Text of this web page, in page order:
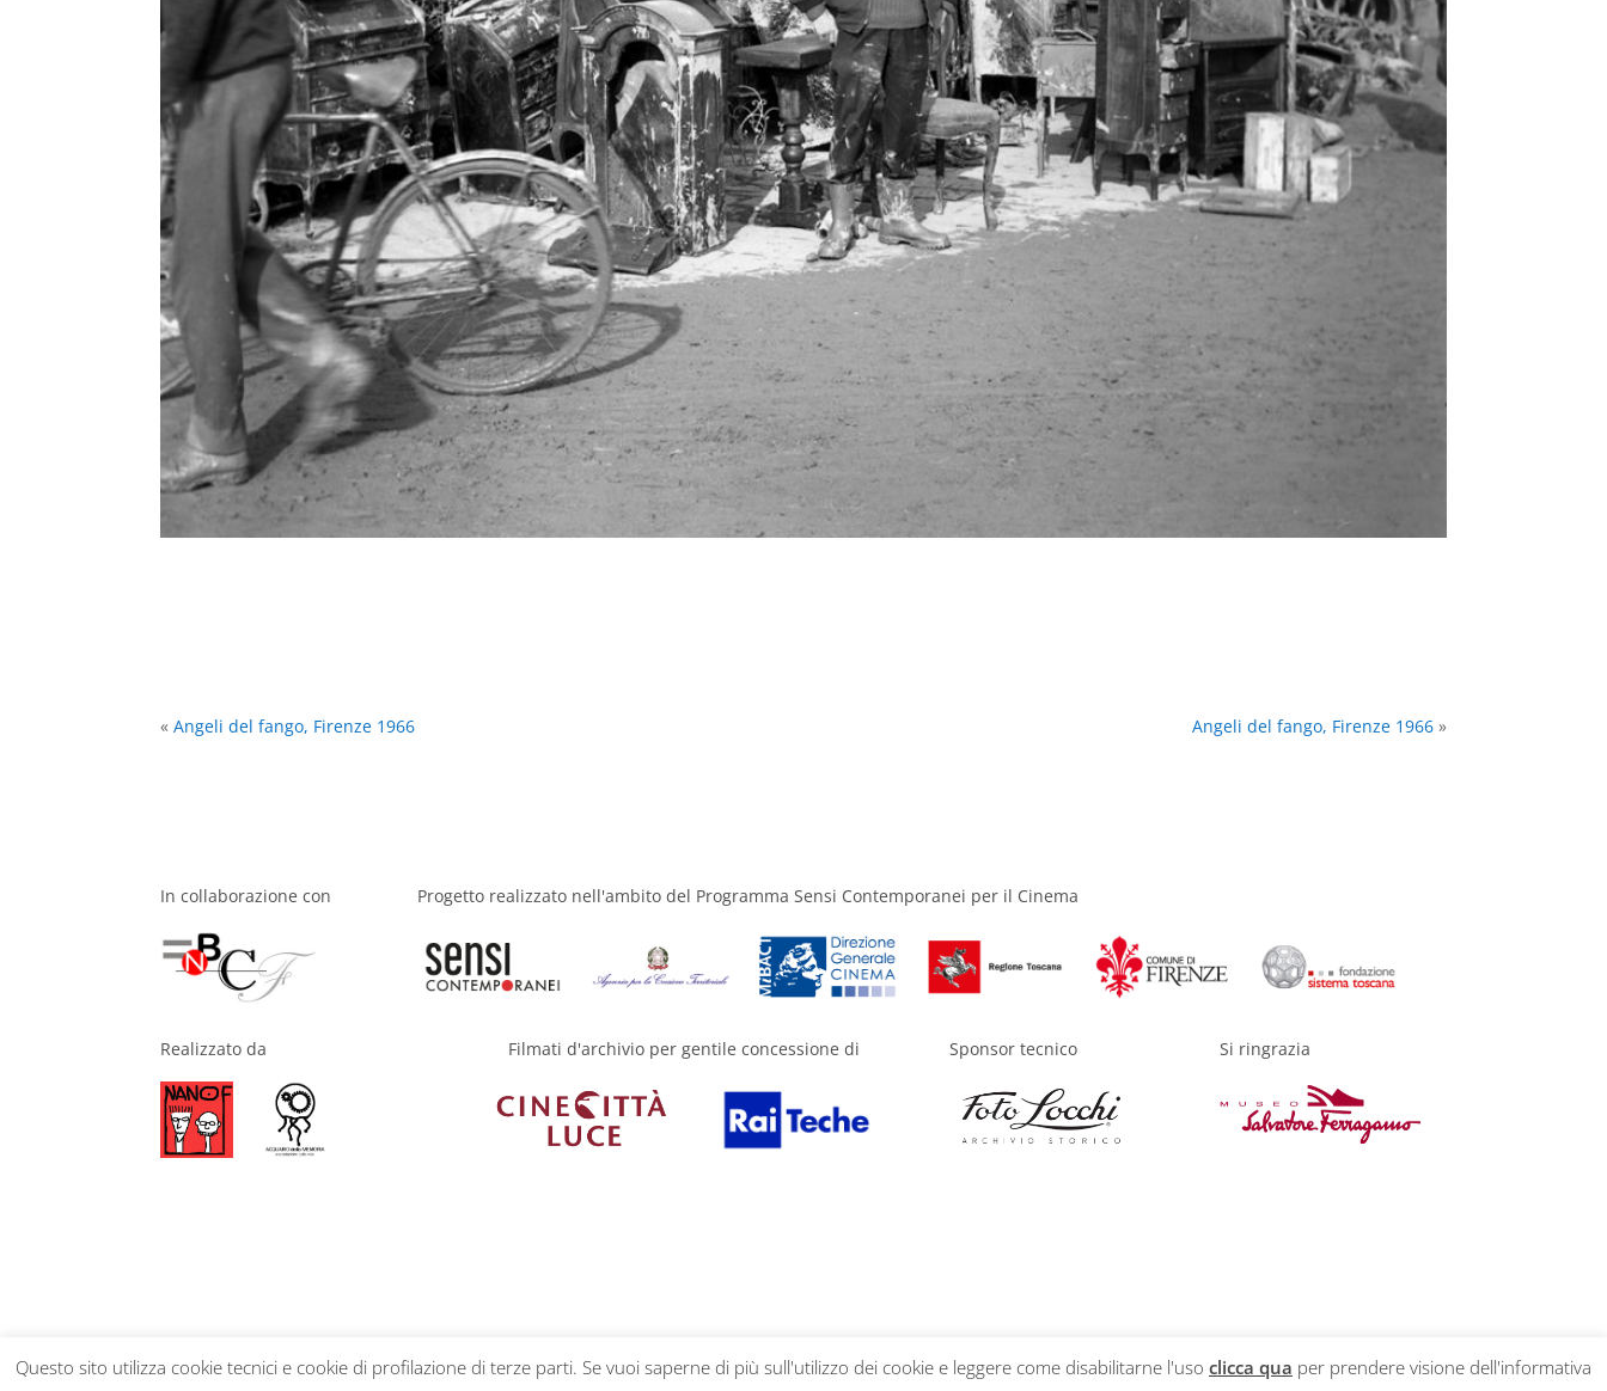
«Angeli del fango, Firenze 1966 Angeli del fango, Firenze 1966»
In collaborazione con
Realizzato da
Progetto realizzato nell'ambito del Programma Sensi Contemporanei per il Cinema
Filmati d'archivio per gentile concessione di Sponsor tecnico Si ringrazia
Privacy Policy
Questo sito utilizza cookie tecnici e cookie di profilazione di terze parti. Se vuoi saperne di più sull'utilizzo dei cookie e leggere come disabilitarne l'uso clicca qua per prendere visione dell'informativa